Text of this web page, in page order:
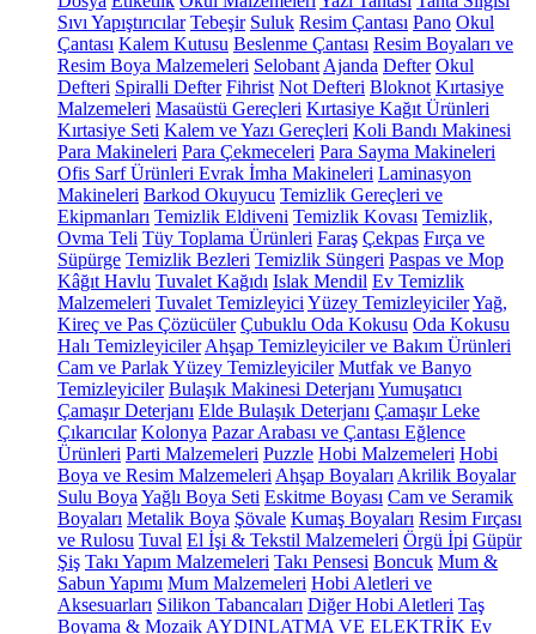
Sıvı Yapıştırıcılar Tebeşir Suluk Resim Çantası Pano Okul
Çantası Kalem Kutusu Beslenme Çantası Resim Boyaları ve
Resim Boya Malzemeleri Selobant Ajanda Defter Okul
Defteri Spiralli Defter Fihrist Not Defteri Bloknot Kırtasiye
Malzemeleri Masaüstü Gereçleri Kırtasiye Kağıt Ürünleri
Kırtasiye Seti Kalem ve Yazı Gereçleri Koli Bandı Makinesi
Para Makineleri Para Çekmeceleri Para Sayma Makineleri
Ofis Sarf Ürünleri Evrak İmha Makineleri Laminasyon
Makineleri Barkod Okuyucu Temizlik Gereçleri ve
Ekipmanları Temizlik Eldiveni Temizlik Kovası Temizlik,
Ovma Teli Tüy Toplama Ürünleri Faraş Çekpas Fırça ve
Süpürge Temizlik Bezleri Temizlik Süngeri Paspas ve Mop
Kâğıt Havlu Tuvalet Kağıdı Islak Mendil Ev Temizlik
Malzemeleri Tuvalet Temizleyici Yüzey TemizleyicilerYağ,
Kireç ve Pas Çözücüler Çubuklu Oda Kokusu Oda Kokusu
Halı Temizleyiciler Ahşap Temizleyiciler ve Bakım Ürünleri
Cam ve Parlak Yüzey Temizleyiciler Mutfak ve Banyo
Temizleyiciler Bulaşık Makinesi Deterjanı Yumuşatıcı
Çamaşır Deterjanı Elde Bulaşık Deterjanı Çamaşır Leke
Çıkarıcılar Kolonya Pazar Arabası ve Çantası Eğlence
Ürünleri Parti Malzemeleri Puzzle Hobi Malzemeleri Hobi
Boya ve Resim Malzemeleri Ahşap Boyaları Akrilik Boyalar
Sulu Boya Yağlı Boya Seti Eskitme Boyası Cam ve Seramik
Boyaları Metalik Boya Şövale Kumaş Boyaları Resim Fırçası
ve Rulosu Tuval El İşi & Tekstil Malzemeleri Örgü İpi Güpür
Şiş Takı Yapım Malzemeleri Takı Pensesi Boncuk Mum &
Sabun Yapımı Mum Malzemeleri Hobi Aletleri ve
Aksesuarları Silikon Tabancaları Diğer Hobi Aletleri Taş
Boyama & Mozaik AYDINLATMA VE ELEKTRİK Ev